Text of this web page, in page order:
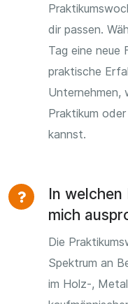
dir passen.
Tag eine neue
praktische
Unternehmen,
Praktikum
kannst.
In
mich
Die
Spektrum an
im Holz-,